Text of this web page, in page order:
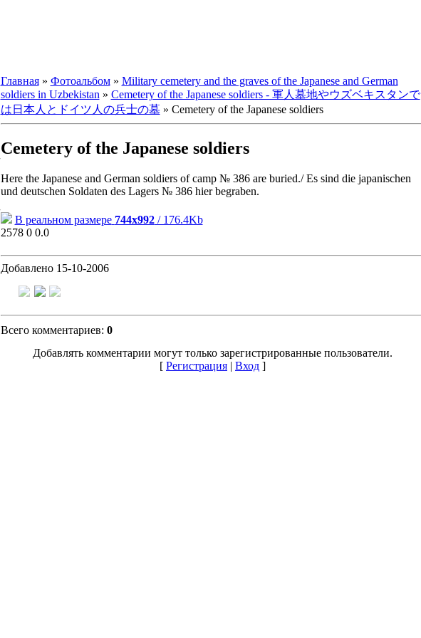
Главная» Фотоальбом» Military cemetery and the graves of the Japanese and German
soldiers in Uzbekistan » Cemetery of the Japanese soldiers - 軍人墓地やウズベキスタンで
は日本人とドイツ人の兵士の墓 » Cemetery of the Japanese soldiers
Cemetery of the Japanese soldiers
Here the Japanese and German soldiers of camp № 386 are buried./ Es sind die japanischen
und deutschen Soldaten des Lagers № 386 hier begraben.
В реальном размере 744x992/ 176.4Kb
2578 0 0.0
Добавлено15-10-2006
Всего комментариев: 0
Добавлять комментарии могут только зарегистрированные пользователи.
[ Регистрация | Вход ]